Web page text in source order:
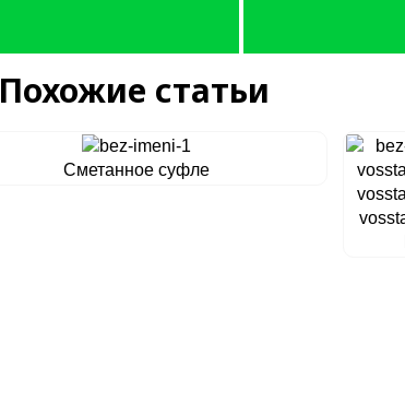
Похожие статьи
Сметанное суфле